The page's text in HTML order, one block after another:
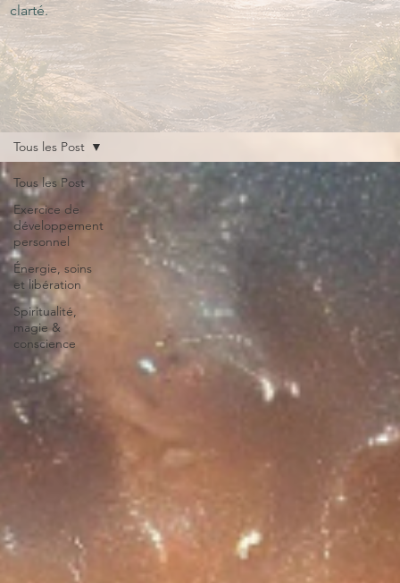
clarté.
Tous les Post
Exercice de
développement
personnel
Énergie, soins
et libération
Spiritualité,
magie &
conscience
Tous les Post